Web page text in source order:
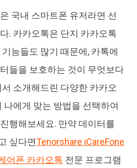
국내 스마트폰 유저라면 선
. 카카오톡은 단지 카카오톡
능들도 많기 때문에, 카톡에
들을 보호하는 것이 무엇보다
소개해드린 다양한 카카오
나에게 맞는 방법을 선택하여
행해보세요. 만약 데이터를
싶다면Tenorshare iCareFone
어폰 카카오톡 전문 프로그램